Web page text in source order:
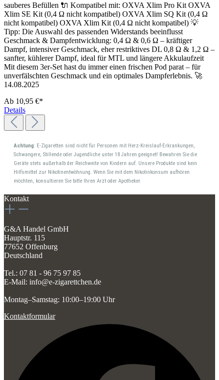
sauberes Befüllen 🔌 Kompatibel mit: OXVA Xlim Pro Kit OXVA
Xlim SE Kit (0,4 Ω nicht kompatibel) OXVA Xlim SQ Kit (0,4 Ω
nicht kompatibel) OXVA Xlim Kit (0,4 Ω nicht kompatibel) 💡
Tipp: Die Auswahl des passenden Widerstands beeinflusst
Geschmack & Dampfentwicklung: 0,4 Ω & 0,6 Ω – kräftiger
Dampf, intensiver Geschmack, eher restriktives DL 0,8 Ω & 1,2 Ω –
sanfter, kühlerer Dampf, ideal für MTL und längere Akkulaufzeit
Mit diesem 3er-Set hast du immer einen frischen Pod parat – für
unverfälschten Geschmack und ein optimales Dampferlebnis. 🚀
14.08.2025
Ab 10,95 €*
Details
Achtung: E-Zigaretten sind nicht für Personen mit Herz-Kreislauf-Erkrankungen,
Schwangere, Stillende oder Jugendliche unter 18 Jahren geeignet! Bewahren Sie die
Geräte stets außerhalb der Reichweite von Kindern auf. Unsere Produkte sind kein
Hilfsmittel zur Nikotinentwöhnung. Wenn Sie mit dem Nikotinkonsum aufhören
möchten, konsultieren Sie bitte Ihren Arzt oder Apotheker.
Kontakt
G&A Handel GmbH
Hauptstr. 115
77652 Offenburg
Deutschland
Tel.: 07 81 - 96 75 97 85
E-Mail: info@e-zigarettchen.de
Montag–Samstag: 10:00–19:00 Uhr
Kontaktformular